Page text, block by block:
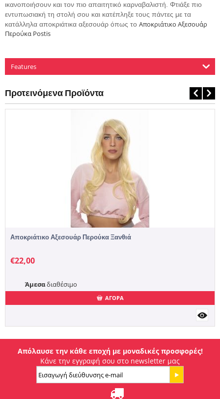
ικανοποιήσουν και τον πιο απαιτητικό καρναβαλιστή. Φτιάξε πιο
εντυπωσιακή τη στολή σου και κατέπληξε τους πάντες με τα
κατάλληλα αποκριάτικα αξεσουάρ όπως το Αποκριάτικο Αξεσουάρ
Περούκα Postis
Features
Προτεινόμενα Προϊόντα
Αποκριάτικο Αξεσουάρ Περούκα Ξανθιά
€22,00
Άμεσαδιαθέσιμο
ΑΓΟΡΑ
Απόλαυσε την κάθε εποχή με μοναδικές προσφορές!
Κάνε την εγγραφή σου στο newsletter μας